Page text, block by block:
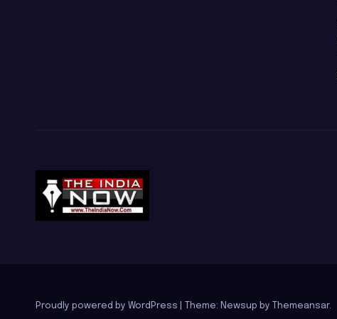
Proudly powered by WordPress Theme: Newsup by Themeansar.